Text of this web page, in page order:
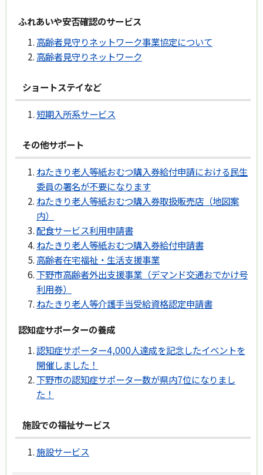
ふれあいや安否確認のサービス
高齢者見守りネットワーク事業協定について
高齢者見守りネットワーク
ショートステイなど
短期入所系サービス
その他サポート
ねたきり老人等紙おむつ購入券給付申請における民生
委員の署名が不要になります
ねたきり老人等紙おむつ購入券取扱販売店（地図案
内）
配食サービス利用申請書
ねたきり老人等紙おむつ購入券給付申請書
高齢者在宅福祉・生活支援事業
下野市高齢者外出支援事業（デマンド交通おでかけ号
利用券）
ねたきり老人等介護手当受給資格認定申請書
認知症サポーターの養成
認知症サポーター4,000人達成を記念したイベントを
開催しました！
下野市の認知症サポーター数が県内7位になりまし
た！
施設での福祉サービス
施設サービス